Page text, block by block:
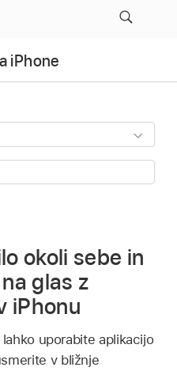
iPhone
okoli sebe in
glas z
iPhonu
uporabite aplikacijo
v bližnje